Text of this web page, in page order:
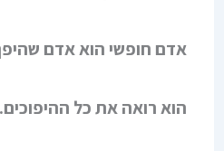
אדם חופשי הוא אדם
הוא רואה את כל ההיפוכים.